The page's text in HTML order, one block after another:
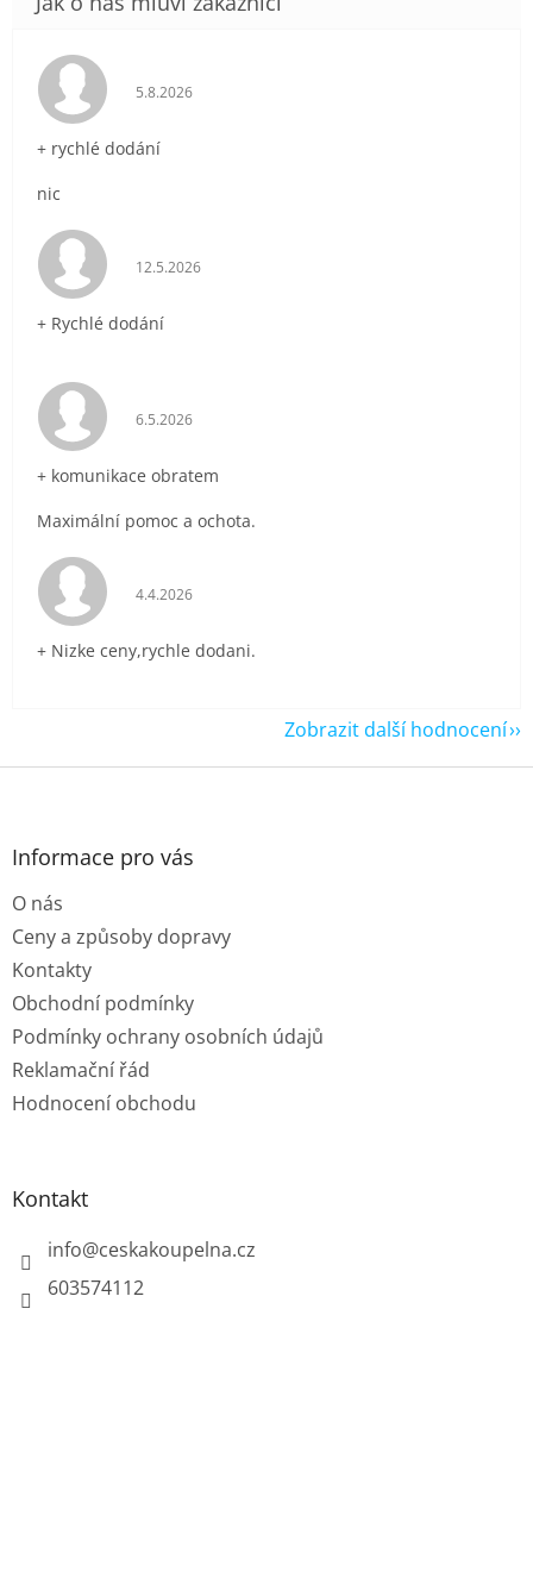
Hodnocení obchodu je 5 z 5 hvězdiček.
5.8.2026
+ rychlé dodání
nic
Hodnocení obchodu je 5 z 5 hvězdiček.
12.5.2026
+ Rychlé dodání
Hodnocení obchodu je 5 z 5 hvězdiček.
6.5.2026
+ komunikace obratem
Maximální pomoc a ochota.
Hodnocení obchodu je 5 z 5 hvězdiček.
4.4.2026
+ Nizke ceny,rychle dodani.
Zobrazit další hodnocení
Z
Informace pro vás
O nás
Ceny a způsoby dopravy
Kontakty
Obchodní podmínky
Podmínky ochrany osobních údajů
Reklamační řád
Hodnocení obchodu
Kontakt
info@ceskakoupelna.cz
603574112